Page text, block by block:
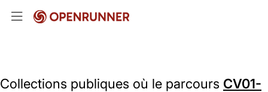
Collections publiques où le parcours CV01-